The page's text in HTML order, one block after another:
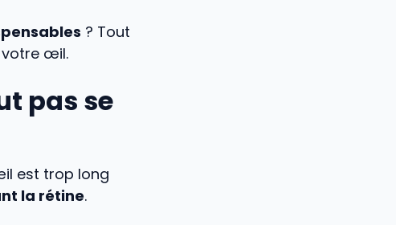
? Tout
votre œil.
pas se
est trop long
la rétine.